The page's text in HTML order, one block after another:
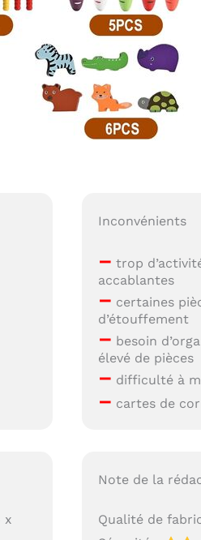
Inconvénients
– trop
accablantes
– certaines
d’étouffement
– besoin
élevé de pièces
– difficulté à
– cartes de
x
Note de la
Qualité de